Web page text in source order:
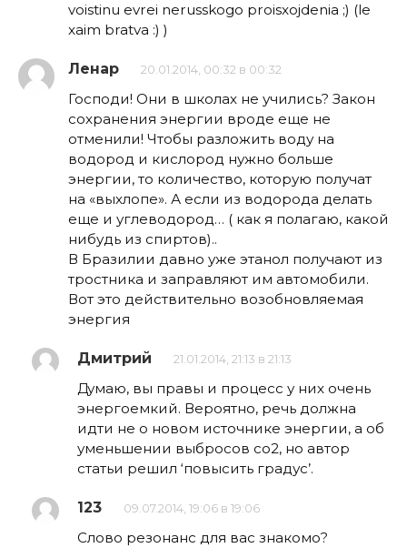
voistinu evrei nerusskogo proisxojdenia ;) (le
xaim bratva :) )
Ленар 20.01.2014, 00:32 в 00:32
Господи! Они в школах не учились? Закон
сохранения энергии вроде еще не
отменили! Чтобы разложить воду на
водород и кислород нужно больше
энергии, то количество, которую получат
на «выхлопе». А если из водорода делать
еще и углеводород… ( как я полагаю, какой
нибудь из спиртов)..
В Бразилии давно уже этанол получают из
тростника и заправляют им автомобили.
Вот это действительно возобновляемая
энергия
Дмитрий 21.01.2014, 21:13 в 21:13
Думаю, вы правы и процесс у них очень
энергоемкий. Вероятно, речь должна
идти не о новом источнике энергии, а об
уменьшении выбросов со2, но автор
статьи решил ‘повысить градус’.
123 09.07.2014, 19:06 в 19:06
Слово резонанс для вас знакомо?